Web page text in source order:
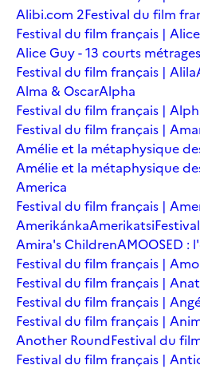
Alibi.com 2Festival du film
Festival du film français |
Alice Guy - 13 courts métrages
Festival du film français | Alila
Alma & OscarAlpha
Festival du film français |
Festival du film français |
Amélie et la métaphysique
Amélie et la métaphysique
America
Festival du film français |
AmerikánkaAmerikatsi
Amira's ChildrenAMOOSED :
Festival du film français |
Festival du film français |
Festival du film français |
Festival du film français |
Another RoundFestival du
Festival du film français |